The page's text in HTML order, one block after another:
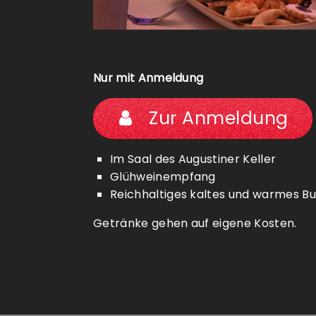
Nur mit Anmeldung
Zur Anmeldung
Im Saal des Augustiner Keller
Glühweinempfang
Reichhaltiges kaltes und warmes
Getränke gehen auf eigene Kosten.